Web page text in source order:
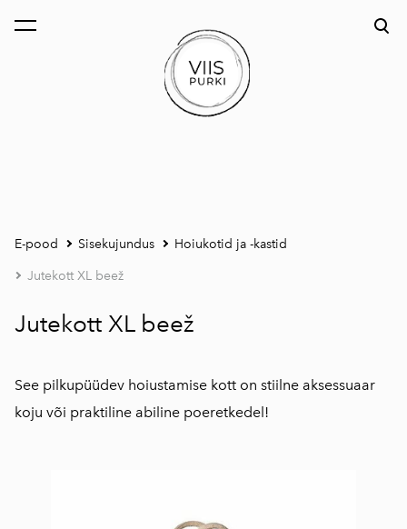
lisati ostukorvi. Vaata ostukorvi
E-pood Sisekujundus Hoiukotid ja -kastid
Jutekott XL beež
Jutekott XL beež
See pilkupüüdev hoiustamise kott on stiilne aksessuaar
koju või praktiline abiline poeretkedel!